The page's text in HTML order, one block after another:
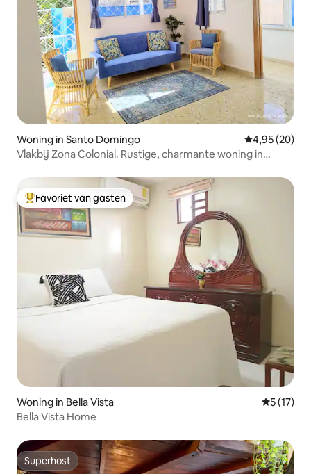
Woning in Santo Domingo Gemiddelde
4,95 (20)
Vlakbij Zona Colonial. Rustige, charmante woning in
Topfavoriet van gasten
Favoriet van gasten
Woning in Bella Vista
5 (17)
Bella Vista Home
Superhost
Superhost